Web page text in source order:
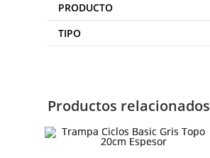
PRODUCTO
TIPO
Productos relacionados